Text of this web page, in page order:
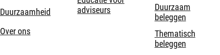
Duurzaamheid
Over ons
adviseurs
Duurzaam
beleggen
Thematisch
beleggen